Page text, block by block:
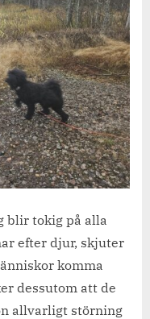
blir tokig på alla
efter djur, skjuter
komma
dessutom att de
allvarligt störning